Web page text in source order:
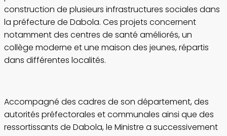
construction de plusieurs infrastructures sociales dans
la préfecture de Dabola. Ces projets concernent
notamment des centres de santé améliorés, un
collège moderne et une maison des jeunes, répartis
dans différentes localités.
Accompagné des cadres de son département, des
autorités préfectorales et communales ainsi que des
ressortissants de Dabola, le Ministre a successivement